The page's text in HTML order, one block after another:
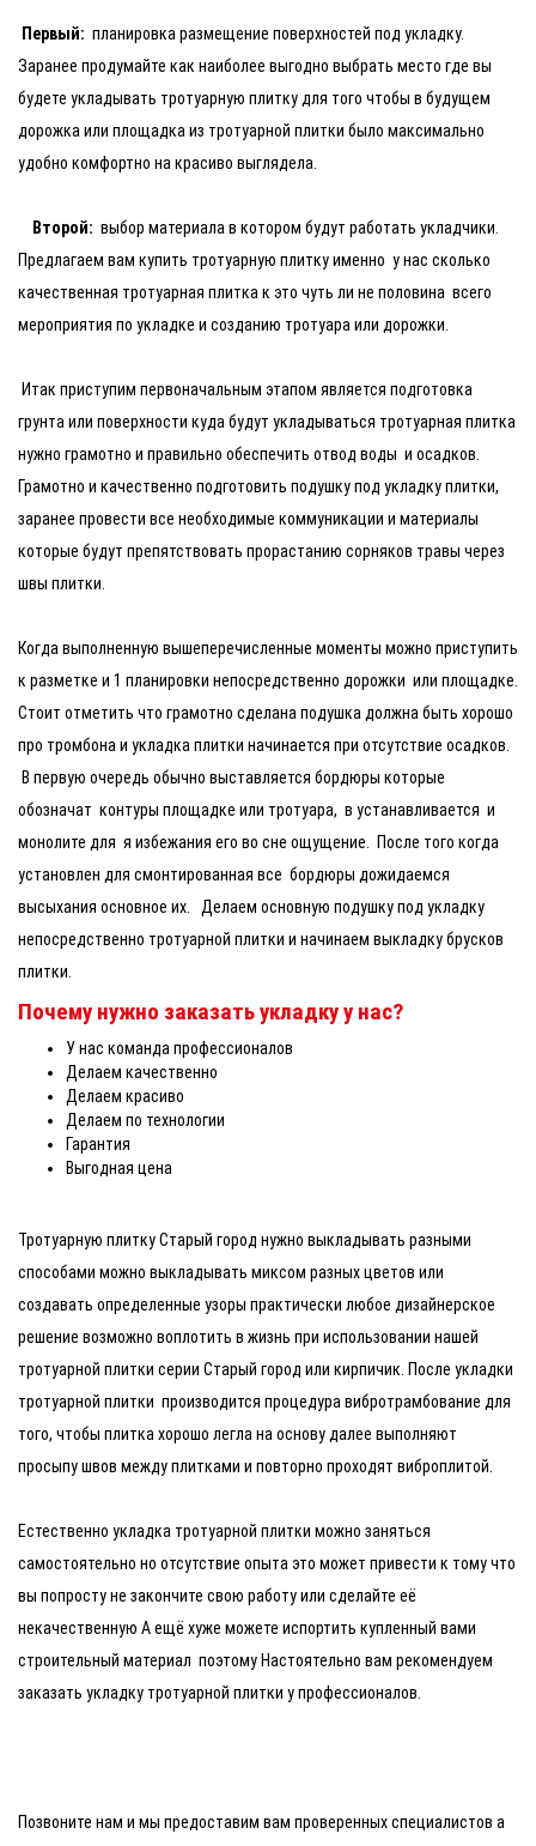
Первый: планировка размещение поверхностей под укладку.
Заранее продумайте как наиболее выгодно выбрать место где вы
будете укладывать тротуарную плитку для того чтобы в будущем
дорожка или площадка из тротуарной плитки было максимально
удобно комфортно на красиво выглядела.
Второй: выбор материала в котором будут работать укладчики.
Предлагаем вам купить тротуарную плитку именно у нас сколько
качественная тротуарная плитка к это чуть ли не половина всего
мероприятия по укладке и созданию тротуара или дорожки.
Итак приступим первоначальным этапом является подготовка
грунта или поверхности куда будут укладываться тротуарная плитка
нужно грамотно и правильно обеспечить отвод воды и осадков.
Грамотно и качественно подготовить подушку под укладку плитки,
заранее провести все необходимые коммуникации и материалы
которые будут препятствовать прорастанию сорняков травы через
швы плитки.
Когда выполненную вышеперечисленные моменты можно приступить
к разметке и 1 планировки непосредственно дорожки или площадке.
Стоит отметить что грамотно сделана подушка должна быть хорошо
про тромбона и укладка плитки начинается при отсутствие осадков.
В первую очередь обычно выставляется бордюры которые
обозначат контуры площадке или тротуара, в устанавливается и
монолите для я избежания его во сне ощущение. После того когда
установлен для смонтированная все бордюры дожидаемся
высыхания основное их. Делаем основную подушку под укладку
непосредственно тротуарной плитки и начинаем выкладку брусков
плитки.
Почему нужно заказать укладку у нас?
У нас команда профессионалов
Делаем качественно
Делаем красиво
Делаем по технологии
Гарантия
Выгодная цена
Тротуарную плитку Старый город нужно выкладывать разными
способами можно выкладывать миксом разных цветов или
создавать определенные узоры практически любое дизайнерское
решение возможно воплотить в жизнь при использовании нашей
тротуарной плитки серии Старый город или кирпичик. После укладки
тротуарной плитки производится процедура вибротрамбование для
того, чтобы плитка хорошо легла на основу далее выполняют
просыпу швов между плитками и повторно проходят виброплитой.
Естественно укладка тротуарной плитки можно заняться
самостоятельно но отсутствие опыта это может привести к тому что
вы попросту не закончите свою работу или сделайте её
некачественную А ещё хуже можете испортить купленный вами
строительный материал поэтому Настоятельно вам рекомендуем
заказать укладку тротуарной плитки у профессионалов.
Позвоните нам и мы предоставим вам проверенных специалистов а